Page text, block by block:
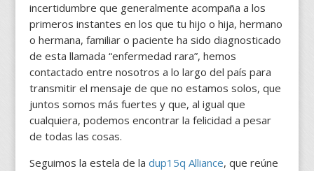
incertidumbre que generalmente acompaña a los
primeros instantes en los que tu hijo o hija, hermano
o hermana, familiar o paciente ha sido diagnosticado
de esta llamada “enfermedad rara”, hemos
contactado entre nosotros a lo largo del país para
transmitir el mensaje de que no estamos solos, que
juntos somos más fuertes y que, al igual que
cualquiera, podemos encontrar la felicidad a pesar
de todas las cosas.
Seguimos la estela de ladup15q Alliance, que reúne